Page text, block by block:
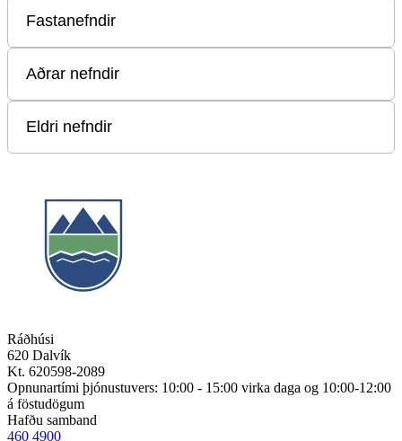
Ráðhúsi
620 Dalvík
Kt. 620598-2089
Opnunartími þjónustuvers: 10:00 - 15:00 virka daga og 10:00-12:00
á föstudögum
Hafðu samband
460 4900